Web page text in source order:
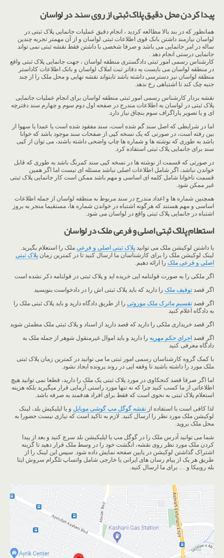
پیدا کردن محل دقیق پلاک ثبتی از روی سند در لواسان
همانطور که در بند بالا مطالعه کردید ، انجام دقیق عملیات جانمایی پلاک ثبتی در
لواسان نیازمند داشتن بانک قوی اطلاعات ثبتی لواسان و از آن مهمتر تجربه چندین
ساله در امر جانمایی می باشد و صرفا شخصی با داشتن فقط نقشه ثبتی نمی تواند
جانمایی درستی انجام دهد .
کارشناس رسمی امور ثبتی دادگستری منطقه لواسان ، جهت جانمایی پلاک ثبتی واقع
در منطقه لواسان می بایست به دفاتر ثبت املاک لواسان و بانک اطلاعات کاداستر
منطقه لواسان نیز دسترسی داشته باشد تابتواند نقشه نهایی و محل ملک را از چند
جنبه چک کند تا اشتباهی رخ ندهد.
نقشه بردار کارشناس رسمی امور ثبتی منطقه لواسان برای انجام عملیات جانمایی
پلاک ثبتی در لواسان به اطلاعات مندرج در صفحه اول دوم سوم و چهارم سند دفترچه
ای و یا تصویر پاراگراف سوم بنچاق نیاز دارد.
اما در شرایطی که اصل سند گم شده است، سند مفقود شده است یا عمدا یا سهوا از
بین رفته است، در صورتی که یک نسخه کپی از صفحات سند موجود باشد که خوانا
باشد به طوری که نوشته ها و شماره ها چاپ واضحی داشته باشند، می توان از کپی
سند برای جانمایی پلاک ثبتی استفاده کرد.
در صورتی که قسمت از نوشته ها در نسخه کپی سند کمرنگ باشد به طوری که قابل
خواندن نباشد، اگر شامل اطلاعات اصلی نباشد مسئله ای نیست اما اگر همین
قسمت ناخوانا شامل کلمه ای اساسی و مهم باشد ممکن است کار جانمایی پلاک ثبتی
غیر ممکن شود.
همچنین شماره ها و اعداد مندرج در سند مربوط به منطقه لواسان از جمله اطلاعات
اساسی و مهم هستند که هرگونه اشتباه در خواندن شماره ها، مستقیما منجر به بروز
اشتباه در جانمایی پلاک ثبتی واقع در لواسان می شود.
استعلام پلاک ثبتی اصلی و فرعی ملک در لواسان
با داشتن لوکیشن ملک می توانید پلاک ثبتی اصلی و فرعی ملک را استعلام بگیرید.
لینک لوکیشن ملک را برای کارشناسان ما ارسال کنید تا در کمترین زمان پلاک ثبتی
اصلی و فرعی ملک را ارائه دهیم.
اگر ملکی را به صورت قولنامه ایی خریده اید و پلاک ثبتی در قولنامه ذکر نشده است
اگر قصد توقیف ملک را دارید که باید پلاک ثبتی اش را در دادخواست بنویسید
اگر قصد تقسیم ماترک ملک موروثی را از طریق دادگاه دارید و باید پلاک ثبتی ملک را
به دادگاه اعلام کنید
اگر قصد خریداری ملکی را دارید که قصد دارید از اسناد و پلاک ثبتی ملک مطمئن شوید
اگر قصد اجرای حکم مهریه را دارید و باید اموال غیرمنقول شوهر از جمله ملک به
دادگاه معرفی کنید
با کمک گروه کارشناسان رسمی امور ثبتی ما می توانید در کمترین زمان پلاک ثبتی
ملک مورد را داشته باشید تا وقفه ایی در روند پرونده ایجاد نشود.
اما اگر صرفا قصد کنجکاوی در مورد پلاک ثبتی یک ملک را دارید، قطعا نمی توانید هیچ
اطلاعاتی از ما کسب کنید چرا که نه تنها مورد راستی آزمایی قرار میگیرید بلکه هزینه
استعلام پلاک ثبتی به نحوی است که فقط برای افراد هدفمند به صرفه باشد.
لذا کافی است با استفاده از نقشه گوگل مپ گوشی موبایل و یا اپلیکیش بلد، لینک
لوکیشن ملک مورد نظر را ارسال کنید. لازم به تاکید است که نیازی نیست حضورا به
محل ملک بروید.
شما می توانید آدرس ملک را در گوگل مپ یا اپلیکیشن بلد سرچ کنید و بعد از پیدا
کردن ملک مورد نظر روی نقشه، انگشت خود را در وسط ملک قرار دهید تا گزینه
اشتراک گذاشتن لوکیشن در پایین صفحه نمایش داده شود. سپس این لینک را از
طریق هر یک از پیام رسان های ایرانی یا خارجی شامل واتساپ تلگرام سروش ایتا
بله روبیکا و … برای ما ارسال کنید.